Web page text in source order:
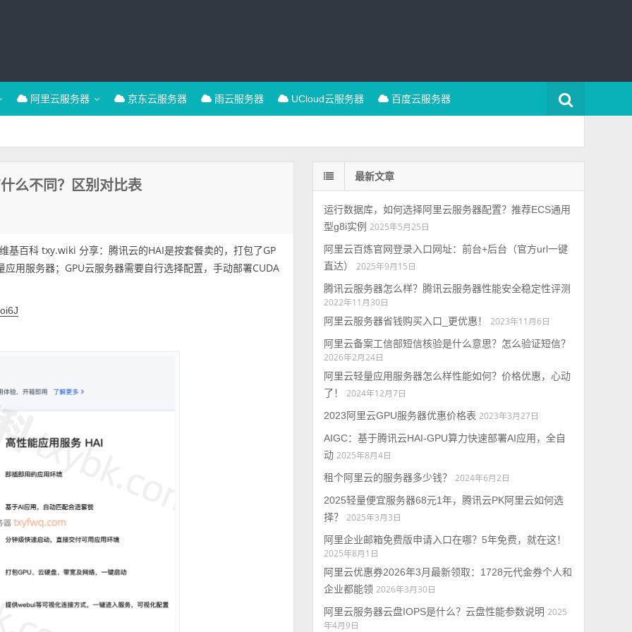
阿里云服务器 京东云服务器 雨云服务器 UCloud云服务器 百度云服务器
么不同？区别对比表
基百科 txy.wiki 分享：腾讯云的HAI是按套餐卖的，打包了GP
用服务器；GPU云服务器需要自行选择配置，手动部署CUDA
最新文章
运行数据库，如何选择阿里云服务器配置？推荐ECS通用
型g8i实例 2025年5月25日
阿里云百炼官网登录入口网址：前台+后台（官方url一键
直达）
2025年9月15日
腾讯云服务器怎么样？腾讯云服务器性能安全稳定性评测
2022年11月30日
阿里云服务器省钱购买入口_更优惠！
2023年11月6日
阿里云备案工信部短信核验是什么意思？怎么验证短信？
2026年2月24日
阿里云轻量应用服务器怎么样性能如何？价格优惠，心动
了！
2024年12月7日
2023阿里云GPU服务器优惠价格表 2023年3月27日
AIGC：基于腾讯云HAI-GPU算力快速部署AI应用，全自
动 2025年8月4日
租个阿里云的服务器多少钱？
2024年6月2日
2025轻量便宜服务器68元1年，腾讯云PK阿里云如何选
择？
2025年3月3日
阿里企业邮箱免费版申请入口在哪？5年免费，就在这！
2025年8月1日
阿里云优惠券2026年3月最新领取：1728元代金券个人和
企业都能领 2026年3月30日
阿里云服务器云盘IOPS是什么？云盘性能参数说明 2025
年4月9日